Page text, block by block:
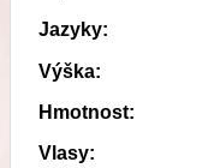
Jazyky:
Výška:
Hmotnost:
Vlasy: